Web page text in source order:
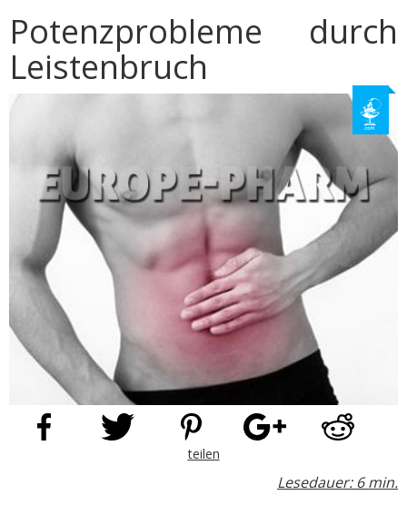
Potenzprobleme durch
Leistenbruch
teilen
Lesedauer: 6 min.